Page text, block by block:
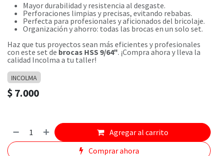
Mayor durabilidad y resistencia al desgaste.
Perforaciones limpias y precisas, evitando rebabas.
Perfecta para profesionales y aficionados del bricolaje.
Organización y ahorro: todas las brocas en un solo set.
Haz que tus proyectos sean más eficientes y profesionales
con este set de brocas HSS 9/64". ¡Compra ahora y lleva la
calidad Incolma a tu taller!
INCOLMA
$ 7.000
Agregar al carrito
Comprar ahora